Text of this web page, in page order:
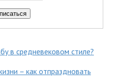
в средневековом стиле?
– как отпраздновать